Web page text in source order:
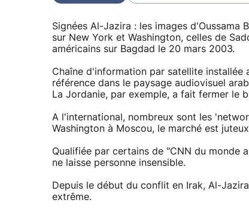
Signées Al-Jazira : les images d'Oussama
sur New York et Washington, celles de
américains sur Bagdad le 20 mars 2003.
Chaîne d'information par satellite installée
référence dans le paysage audiovisuel
La Jordanie, par exemple, a fait fermer le
A l'international, nombreux sont les
Washington à Moscou, le marché est
Qualifiée par certains de "CNN du monde
ne laisse personne insensible.
Depuis le début du conflit en Irak, Al-
extrême.